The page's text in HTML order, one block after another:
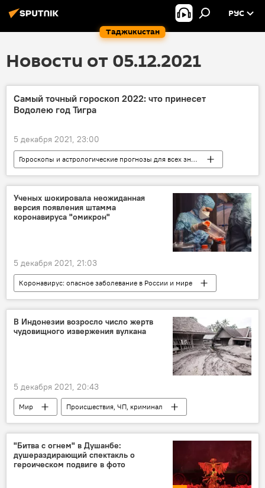
Таджикистан
РУС
Новости от 05.12.2021
Самый точный гороскоп 2022: что принесет
Водолею год Тигра
5 декабря 2021, 23:00
Гороскопы и астрологические прогнозы для всех знаков зодиака на 2026 год
Справки
знаки Зодиака
Ученых шокировала неожиданная
версия появления штамма
коронавируса "омикрон"
5 декабря 2021, 21:03
Коронавирус: опасное заболевание в России и мире
Наука и технологии
коронавирус
Обзор СМИ
В Индонезии возросло число жертв
чудовищного извержения вулкана
5 декабря 2021, 20:43
Мир
Происшествия, ЧП, криминал
Индонезия
вулкан
"Битва с огнем" в Душанбе:
душераздирающий спектакль о
героическом подвиге в фото